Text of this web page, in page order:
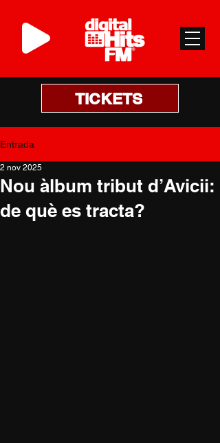
TICKETS
Entrada
Nou àlbum tribut d’Avicii:
de què es tracta?
2 nov 2025